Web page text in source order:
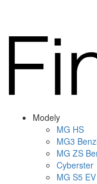
Modely
MG HS
MG3
MG ZS
Cyberster
MG S5 EV